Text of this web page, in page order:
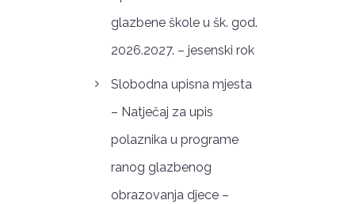
glazbene škole u šk. god.
2026.2027. – jesenski rok
Slobodna upisna mjesta
– Natječaj za upis
polaznika u programe
ranog glazbenog
obrazovanja djece –